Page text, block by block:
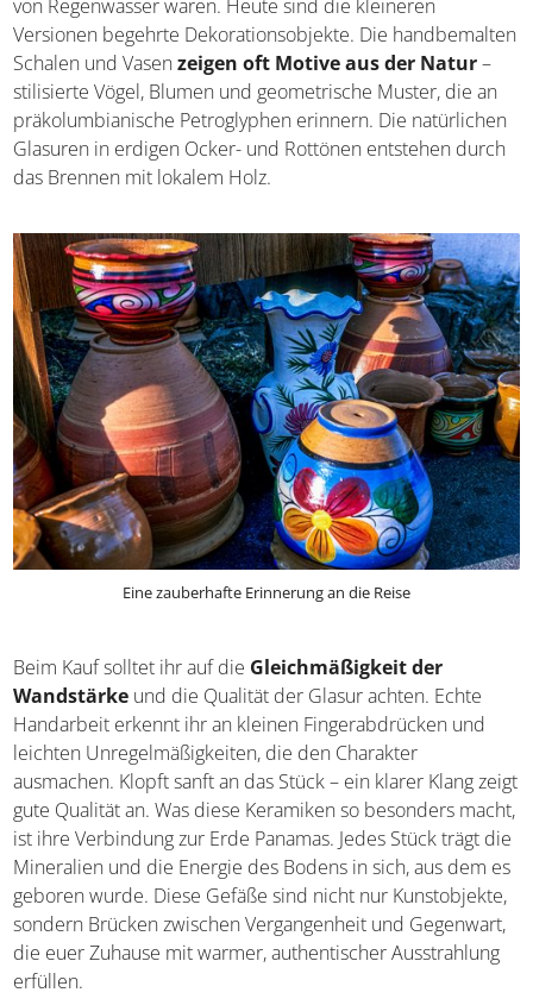
Besonders faszinierend sind die Tinajones, große
bauchige Wasserkrüge, die einst lebenswichtig für die
Aufbewahrung von Regenwasser waren. Heute sind die
kleineren Versionen begehrte Dekorationsobjekte. Die
handbemalten Schalen und Vasenzeigen oft Motive
aus der Natur– stilisierte Vögel, Blumen und
Petroglyphen erinnern. Die natürlichen Glasuren in
erdigen Ocker- und Rottönen entstehen durch das
Brennen mit lokalem Holz.
Eine zauberhafte Erinnerung an die Reise
Beim Kauf solltet ihr auf dieGleichmäßigkeit der
Wandstärkeund die Qualität der Glasur achten. Echte
Handarbeit erkennt ihr an kleinen Fingerabdrücken und
leichten Unregelmäßigkeiten, die den Charakter
ausmachen. Klopft sanft an das Stück – ein klarer Klang
zeigt gute Qualität an. Was diese Keramiken so besonders
macht, ist ihre Verbindung zur Erde Panamas. Jedes Stück
trägt die Mineralien und die Energie des Bodens in sich,
aus dem es geboren wurde. Diese Gefäße sind nicht nur